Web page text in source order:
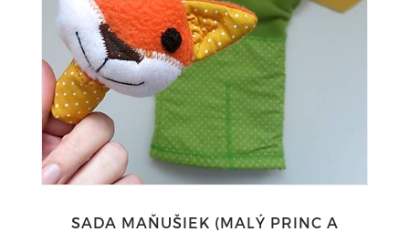
SADA MAŇUŠIEK (MALÝ PRINC A